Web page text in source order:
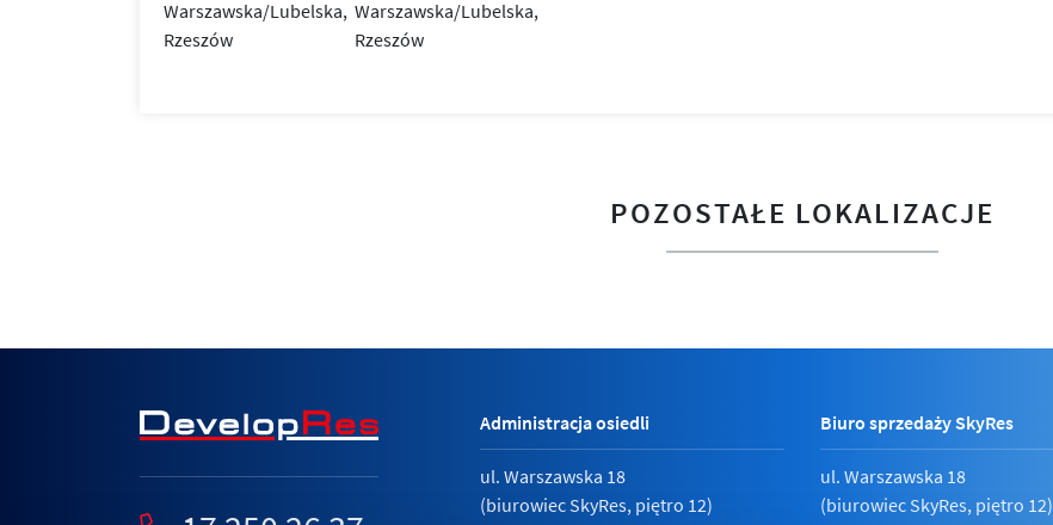
POZOSTAŁE LOKALIZACJE
Administracja osiedli
ul. Warszawska 18
(biurowiec SkyRes, piętro 12)
Biuro sprzedaży SkyRes
ul. Warszawska 18
(biurowiec SkyRes, piętro 12)